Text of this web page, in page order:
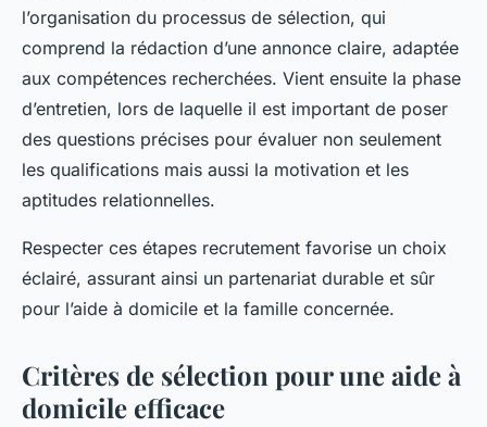
l’organisation du processus de sélection, qui
comprend la rédaction d’une annonce claire, adaptée
aux compétences recherchées. Vient ensuite la phase
d’entretien, lors de laquelle il est important de poser
des questions précises pour évaluer non seulement
les qualifications mais aussi la motivation et les
aptitudes relationnelles.
Respecter ces étapes recrutement favorise un choix
éclairé, assurant ainsi un partenariat durable et sûr
pour l’aide à domicile et la famille concernée.
Critères de sélection pour une aide à
domicile efficace